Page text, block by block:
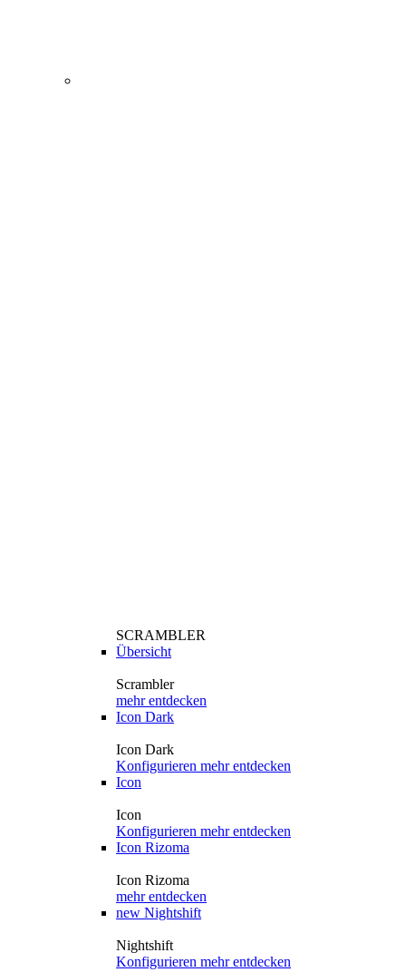
SCRAMBLER
Übersicht
Scrambler
mehr entdecken
Icon Dark
Icon Dark
Konfigurieren mehr entdecken
Icon
Icon
Konfigurieren mehr entdecken
Icon Rizoma
Icon Rizoma
mehr entdecken
new Nightshift
Nightshift
Konfigurieren mehr entdecken